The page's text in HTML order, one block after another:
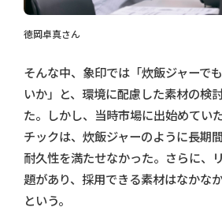
徳岡卓真さん
そんな中、象印では「炊飯ジャーで
いか」と、環境に配慮した素材の検
た。しかし、当時市場に出始めてい
チックは、炊飯ジャーのように長期
耐久性を満たせなかった。さらに、
題があり、採用できる素材はなかな
という。